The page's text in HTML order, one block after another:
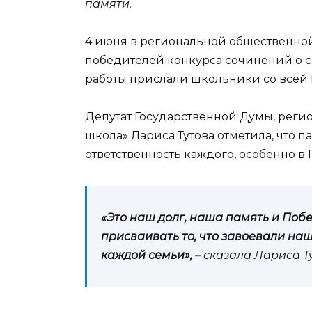
памяти.
4 июня в региональной
победителей конкурса сочинений о
работы прислали школьники со всей
Депутат Государственной Думы,
школа» Лариса Тутова отметила, что
ответственность каждого, особенно в
«Это наш долг, наша память и
присваивать то, что завоевали
каждой семьи», –сказала Лариса